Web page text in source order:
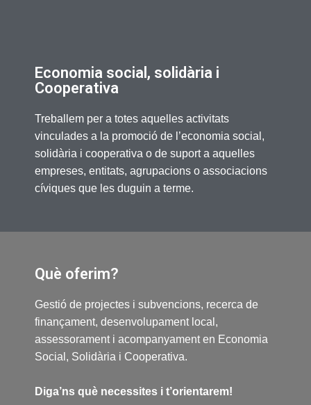
Economia social, solidària i
Cooperativa
Treballem per a totes aquelles activitats
vinculades a la promoció de l’economia social,
solidària i cooperativa o de suport a aquelles
empreses, entitats, agrupacions o associacions
cíviques que les duguin a terme.
Què oferim?
Gestió de projectes i subvencions, recerca de
finançament, desenvolupament local,
assessorament i acompanyament en Economia
Social, Solidària i Cooperativa.
Diga’ns què necessites i t’orientarem!